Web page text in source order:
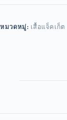
หมวดหมู่: เสื้อแจ็คเก็ต